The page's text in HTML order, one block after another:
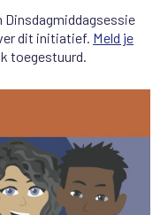
Dinsdagmiddagsessie
dit initiatief. Meld je
toegestuurd.